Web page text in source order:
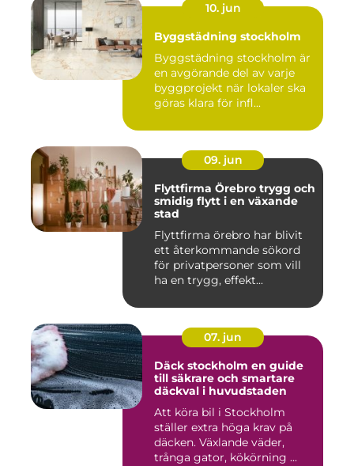
10. jun
Byggstädning stockholm
Byggstädning stockholm är
en avgörande del av varje
byggprojekt när lokaler ska
göras klara för infl...
09. jun
Flyttfirma Örebro trygg och
smidig flytt i en växande
stad
Flyttfirma örebro har blivit
ett återkommande sökord
för privatpersoner som vill
ha en trygg, effekt...
07. jun
Däck stockholm en guide
till säkrare och smartare
däckval i huvudstaden
Att köra bil i Stockholm
ställer extra höga krav på
däcken. Växlande väder,
trånga gator, kökörning ...